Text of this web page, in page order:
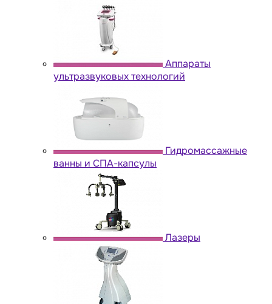
Аппараты
ультразвуковых технологий
Гидромассажные
ванны и СПА-капсулы
Лазеры